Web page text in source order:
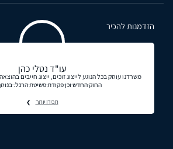
הזדמנות להכיר
עו"ד נטלי כהן
משרדנו עוסק בכל הנוגע לייצוג זוכים, ייצוג חייבים
החוק החדש וכן פקודת פשיטת הרגל.
תכירו יותר